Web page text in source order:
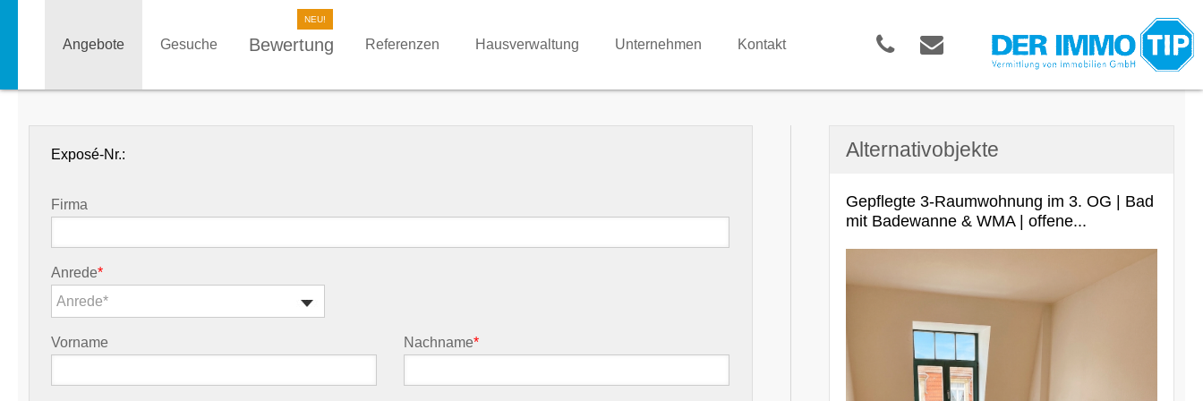
Angebote Gesuche Bewertung Referenzen Hausverwaltung Unternehmen Kontakt
Exposé-Nr.:
Firma
Anrede*
Anrede*
Vorname Nachname*
Alternativobjekte
Gepflegte 3-Raumwohnung im 3. OG | Bad
mit Badewanne & WMA | offene...